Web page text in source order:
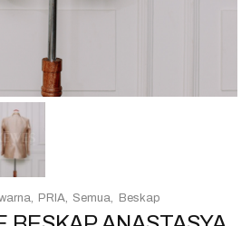
PRIA Semua Beskap